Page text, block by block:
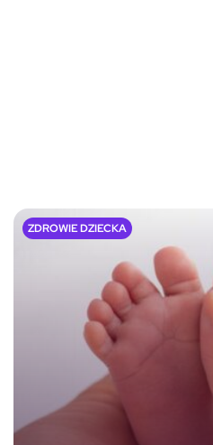
ZDROWIE DZIECKA